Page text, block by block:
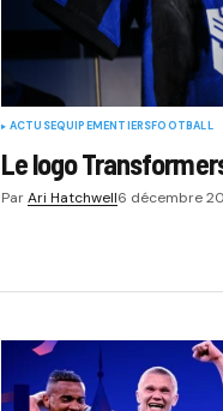
ACTUSEQUIPEMENTIERSFOOTBALL
Le logo
ParAri Hatchwell6 décembre